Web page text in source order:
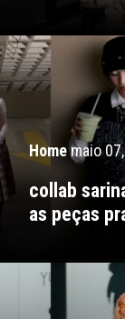
Homemaio
collab
as peças